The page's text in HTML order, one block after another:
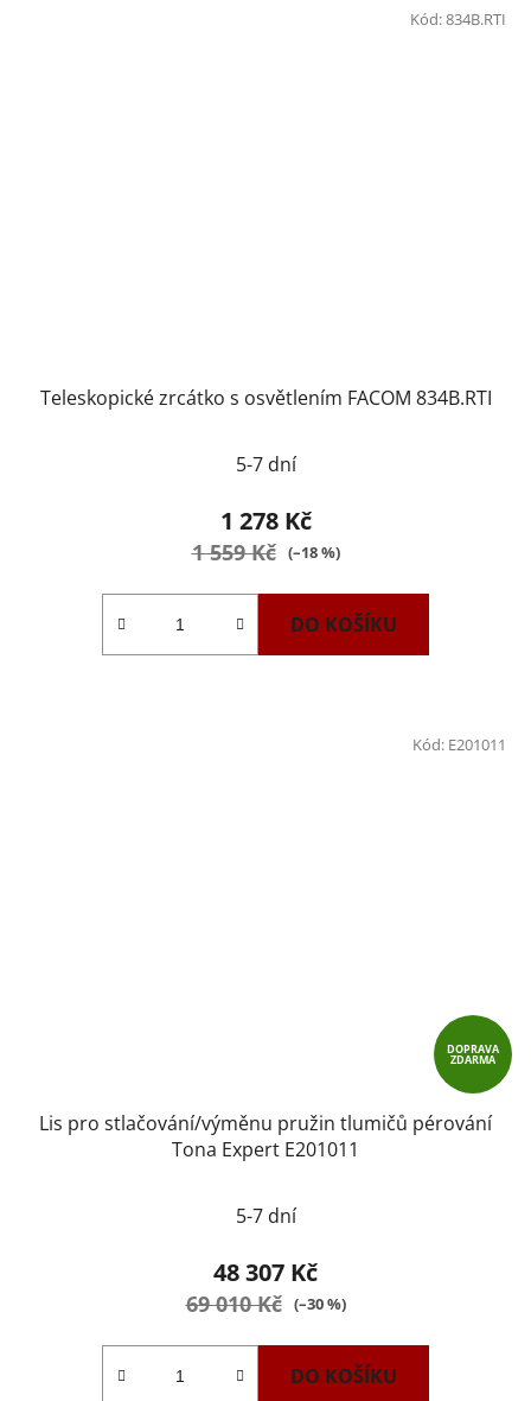
Teleskopické zrcátko s osvětlením FACOM 834B.RTI
5-7 dní
1 278 Kč
1 559 Kč (–18 %)
DO KOŠÍKU
Kód:834B.RTI
DOPRAVA
ZDARMA
Lis pro stlačování/výměnu pružin tlumičů pérování
Tona Expert E201011
5-7 dní
48 307 Kč
69 010 Kč (–30 %)
DO KOŠÍKU
Kód: E201011